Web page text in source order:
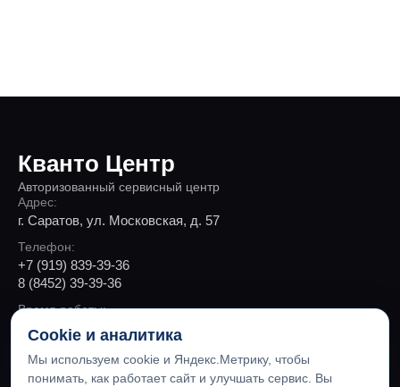
Кванто Центр
Авторизованный сервисный центр
Адрес:
г. Саратов, ул. Московская, д. 57
Телефон:
+7 (919) 839-39-36
8 (8452) 39-39-36
Время работы:
Пн-Пт 9:00 - 19:00, Сб 10:00 - 18:00
Cookie и аналитика
Мы используем cookie и Яндекс.Метрику, чтобы
понимать, как работает сайт и улучшать сервис. Вы